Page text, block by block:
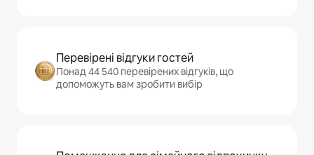
Перевірені відгуки гостей
Понад 44 540 перевірених відгуків, що
допоможуть вам зробити вибір